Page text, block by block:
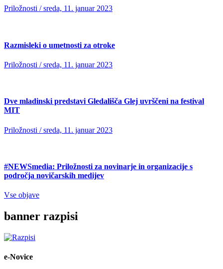
Priložnosti / sreda, 11. januar 2023
Razmisleki o umetnosti za otroke
Priložnosti / sreda, 11. januar 2023
Dve mladinski predstavi Gledališča Glej uvrščeni na festival
MIT
Priložnosti / sreda, 11. januar 2023
#NEWSmedia: Priložnosti za novinarje in organizacije s
področja novičarskih medijev
Vse objave
banner razpisi
e-Novice